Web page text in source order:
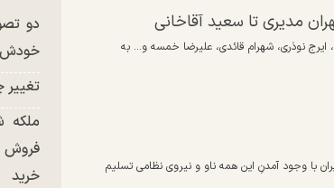
مدیری تا سعید آقاخانی
ایرج نوذری، شهرام قائدی، علیرضا خمسه و… به
با وجود آمدنِ این همه ناو و نیروی نظامی تسلیم
دو
خودش
فروش
خرید